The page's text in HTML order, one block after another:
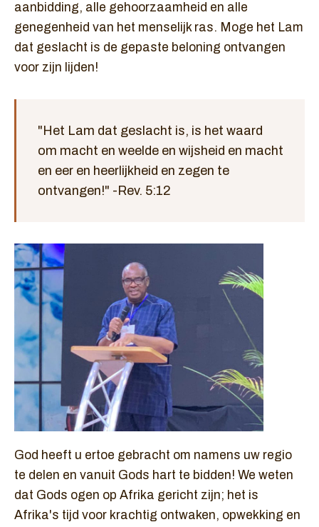
aanbidding, alle gehoorzaamheid en alle
genegenheid van het menselijk ras. Moge het Lam
dat geslacht is de gepaste beloning ontvangen
voor zijn lijden!
"Het Lam dat geslacht is, is het waard
om macht en weelde en wijsheid en macht
en eer en heerlijkheid en zegen te
ontvangen!" -Rev. 5:12
God heeft u ertoe gebracht om namens uw regio
te delen en vanuit Gods hart te bidden! We weten
dat Gods ogen op Afrika gericht zijn; het is
Afrika's tijd voor krachtig ontwaken, opwekking en